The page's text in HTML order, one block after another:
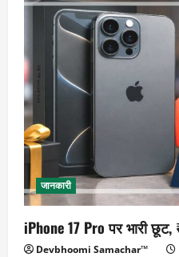
जानकारी
iPhone 17 Pro पर भारी
Devbhoomi Samachar™